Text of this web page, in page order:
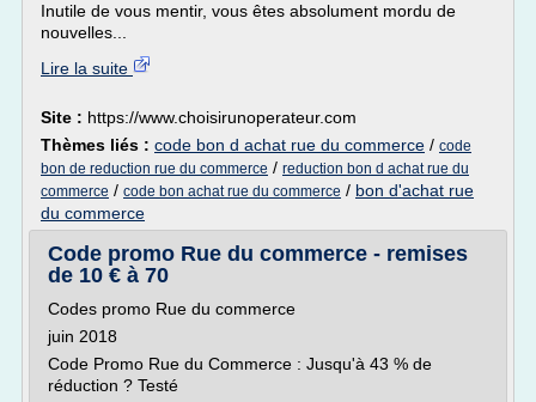
Inutile de vous mentir, vous êtes absolument mordu de
nouvelles...
Lire la suite
Site : https://www.choisirunoperateur.com
Thèmes liés : code bon d achat rue du commerce / code
bon de reduction rue du commerce / reduction bon d achat rue du
commerce / code bon achat rue du commerce / bon d'achat rue
du commerce
Code promo Rue du commerce - remises
de 10 € à 70
Codes promo Rue du commerce
juin 2018
Code Promo Rue du Commerce : Jusqu'à 43 % de
réduction ? Testé